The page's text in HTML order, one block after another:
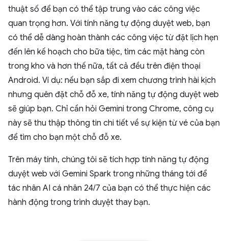
thuật số để bạn có thể tập trung vào các công việc
quan trọng hơn. Với tính năng tự động duyệt web, bạn
có thể dễ dàng hoàn thành các công việc từ đặt lịch hẹn
đến lên kế hoạch cho bữa tiệc, tìm các mặt hàng còn
trong kho và hơn thế nữa, tất cả đều trên điện thoại
Android. Ví dụ: nếu bạn sắp đi xem chương trình hài kịch
nhưng quên đặt chỗ đỗ xe, tính năng tự động duyệt web
sẽ giúp bạn. Chỉ cần hỏi Gemini trong Chrome, công cụ
này sẽ thu thập thông tin chi tiết về sự kiện từ vé của bạn
để tìm cho bạn một chỗ đỗ xe.
Trên máy tính, chúng tôi sẽ tích hợp tính năng tự động
duyệt web với Gemini Spark trong những tháng tới để
tác nhân AI cá nhân 24/7 của bạn có thể thực hiện các
hành động trong trình duyệt thay bạn.